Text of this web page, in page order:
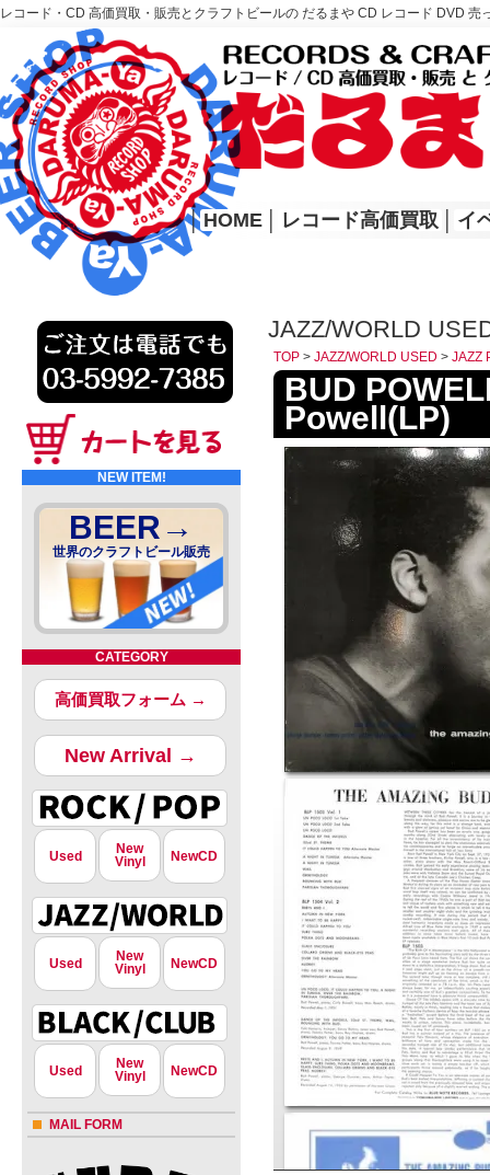
レコード・CD 高価買取・販売とクラフトビールの だるまや CD レコード DVD
レコード高価買取はこちら
HOME
│ HOME レコード高価買取 イ
NEW ITEM!
BEER→
世界のクラフトビール販売
CATEGORY
高価買取フォーム →
New Arrival →
Used
New
Vinyl
NewCD
Used
New
Vinyl
NewCD
Used
New
Vinyl
NewCD
MAIL FORM
JAZZ/WORLD
TOP > JAZZ/WORLD USED > JAZZ
BUD
Powell(LP)